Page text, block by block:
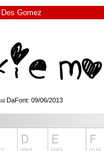
Des Gomez
DaFont: 09/06/2013